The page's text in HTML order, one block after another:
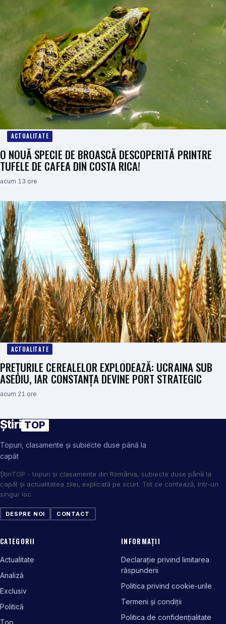
ACTUALITATE
O NOUĂ SPECIE DE BROASCĂ DESCOPERITĂ PRINTRE
TUFELE DE CAFEA DIN COSTA RICA!
acum 13 ore
ACTUALITATE
PREȚURILE CEREALELOR EXPLODEAZĂ: UCRAINA SUB
ASEDIU, IAR CONSTANȚA DEVINE PORT STRATEGIC
acum 21 ore
Știri TOP
Topuri, clasamente și subiecte duse până la
capăt
ȘtiriTOP - topuri și clasamente din România, subiecte duse până la
capăt și actualitatea zilei, explicată pe scurt. Tot ce contează, într-un
singur loc.
DESPRE NOI CONTACT
CATEGORII
Actualitate
Analiză
Exclusiv
Politică
Top
INFORMAȚII
Declarație privind limitarea
răspunderii
Politica privind cookie-urile
Termeni și condiții
Politica de confidențialitate